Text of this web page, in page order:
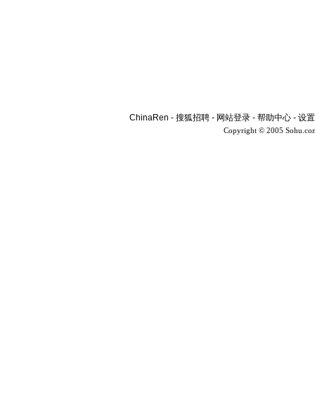
ChinaRen - 搜狐招聘 - 网站登录 - 帮助中心 - 设
Copyright © 2005